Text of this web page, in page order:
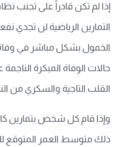
إذا لم تكن قادراً على تجنب
التمارين الرياضية لن تجدي
حالات الوفاة المبكرة
القلب التاجية والسكري من النوع 2 وأنواع مختلفة من
وإذا قام كل شخص بتمارين
ذلك متوسط العمر المتوقع